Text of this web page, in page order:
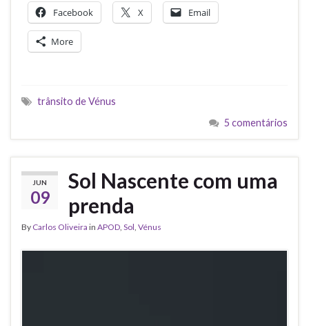
Facebook X Email
More
trânsito de Vénus
5 comentários
JUN
09
Sol Nascente com uma
prenda
By Carlos Oliveira in APOD, Sol, Vénus